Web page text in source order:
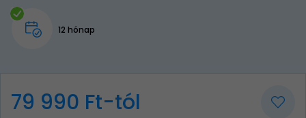
12 hónap
79 990 Ft-tól